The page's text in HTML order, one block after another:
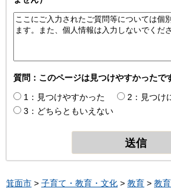
質問：このページは見つけやすかったで
1：見つけやすかった
2：見つけ
3：どちらともいえない
箕面市 > 子育て・教育・文化 > 教育 > 教